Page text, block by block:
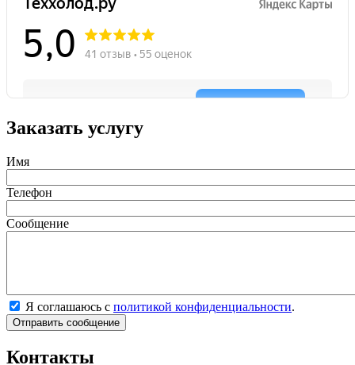
Заказать услугу
Имя
Телефон
Сообщение
Я соглашаюсь с политикой конфиденциальности.
Контакты